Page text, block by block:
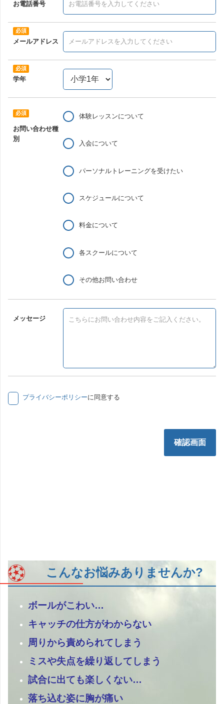
お電話番号
メールアドレス
学年
お問い合わせ種
別
体験レッスンについて
入会について
パーソナルトレーニングを受けたい
スケジュールについて
料金について
各スクールについて
その他お問い合わせ
メッセージ
プライバシーポリシーに同意する
確認画面
こんなお悩みありませんか?
ボールがこわい…
キャッチの仕方がわからない
周りから責められてしまう
ミスや失点を繰り返してしまう
試合に出ても楽しくない…
落ち込む姿に胸が痛い